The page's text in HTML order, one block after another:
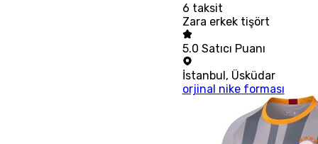
6 taksit
Zara erkek tişört
5.0 Satıcı Puanı
İstanbul, Üsküdar
orjinal nike forması